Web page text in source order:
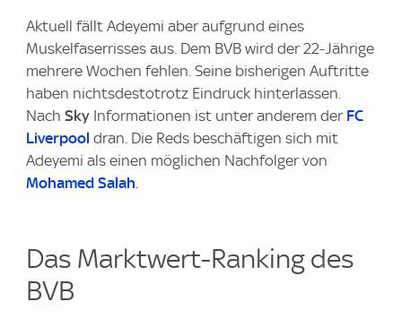
Aktuell fällt Adeyemi aber aufgrund eines
Muskelfaserrisses aus. Dem BVB wird der 22-Jährige
mehrere Wochen fehlen. Seine bisherigen Auftritte
haben nichtsdestotrotz Eindruck hinterlassen.
Nach Sky Informationen ist unter anderem der FC
Liverpool dran. Die Reds beschäftigen sich mit
Adeyemi als einen möglichen Nachfolger von
Mohamed Salah
Das Marktwert-Ranking des
BVB